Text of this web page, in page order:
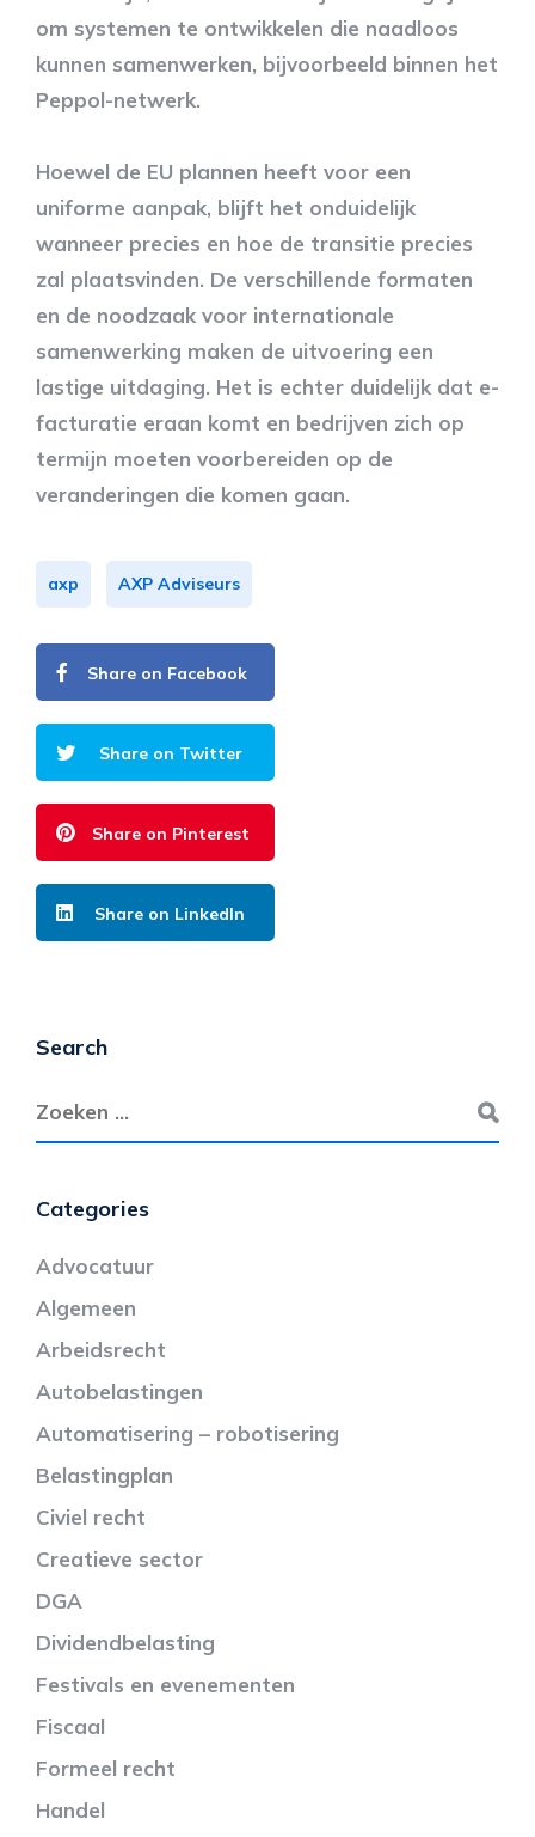
om systemen te ontwikkelen die naadloos
kunnen samenwerken, bijvoorbeeld binnen het
Peppol-netwerk.
Hoewel de EU plannen heeft voor een
uniforme aanpak, blijft het onduidelijk
wanneer precies en hoe de transitie precies
zal plaatsvinden. De verschillende formaten
en de noodzaak voor internationale
samenwerking maken de uitvoering een
lastige uitdaging. Het is echter duidelijk dat e-
facturatie eraan komt en bedrijven zich op
termijn moeten voorbereiden op de
veranderingen die komen gaan.
axp AXP Adviseurs
Share on Facebook
Share on Twitter
Share on Pinterest
Share on LinkedIn
Search
Categories
Advocatuur
Algemeen
Arbeidsrecht
Autobelastingen
Automatisering – robotisering
Belastingplan
Civiel recht
Creatieve sector
DGA
Dividendbelasting
Festivals en evenementen
Fiscaal
Formeel recht
Handel